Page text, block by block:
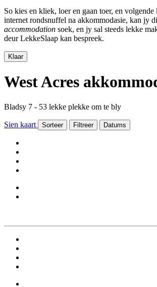
So kies en kliek, loer en gaan toer, en volgende
internet rondsnuffel na akkommodasie, kan jy
accommodation soek, en jy sal steeds lekke
deur LekkeSlaap kan bespreek.
Klaar
West Acres
Bladsy 7 - 53 lekke plekke om te bly
Sien kaart Sorteer Filtreer Datums